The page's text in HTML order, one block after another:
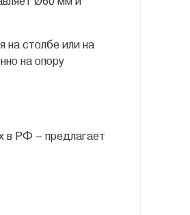
на столбе или на
на опору
в РФ – предлагает